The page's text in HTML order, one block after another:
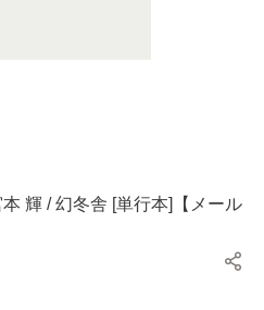
輝 / 幻冬舎 [単行本]【メール